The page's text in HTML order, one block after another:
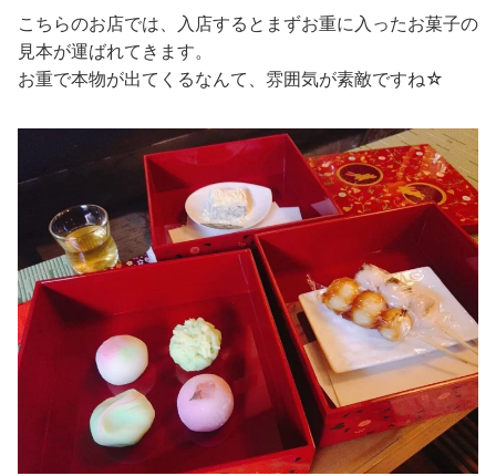
こちらのお店では、入店するとまずお重に入ったお菓子の
見本が運ばれてきます。
お重で本物が出てくるなんて、雰囲気が素敵ですね☆